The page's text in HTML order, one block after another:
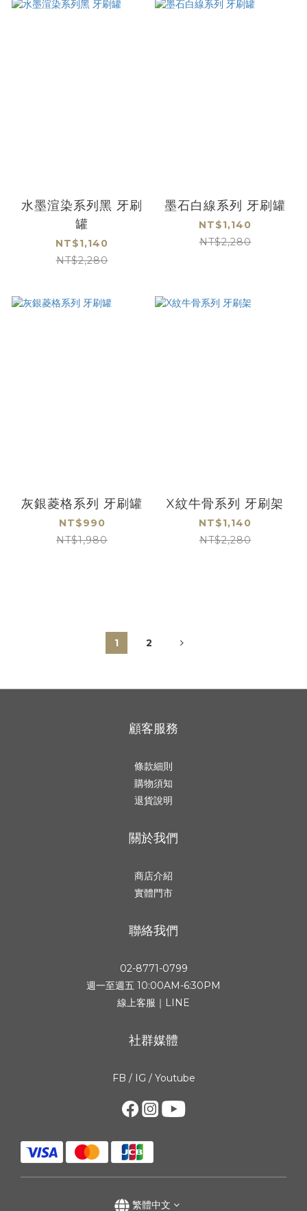
水墨渲染系列黑 牙刷
罐
NT$1,140
NT$2,280
墨石白線系列 牙刷罐
NT$1,140
NT$2,280
灰銀菱格系列 牙刷罐
NT$990
NT$1,980
X紋牛骨系列 牙刷架
NT$1,140
NT$2,280
1 2
顧客服務
條款細則
購物須知
退貨說明
關於我們
商店介紹
實體門市
聯絡我們
02-8771-0799
週一至週五 10:00AM-6:30PM
線上客服｜LINE
社群媒體
FB /IG / Youtube
繁體中文